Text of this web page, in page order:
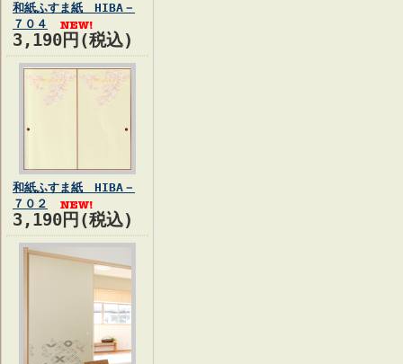
和紙ふすま紙 HIBA－
７０４
3,190円(税込)
和紙ふすま紙 HIBA－
７０２
3,190円(税込)